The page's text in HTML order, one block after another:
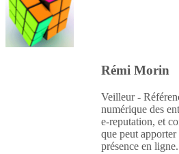
Rémi Morin
Veilleur -
numérique des
e-reputation, et
que peut
présence en ligne.